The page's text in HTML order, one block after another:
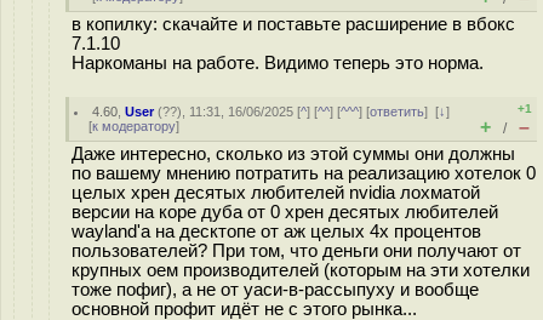
в копилку: скачайте и поставьте расширение в вбокс
7.1.10
Наркоманы на работе. Видимо теперь это норма.
4.60 ,User(??), 11:31, 16/06/2025 [^] [^^] [^^^] [ответить][↓]
[к модератору]
+1
+ / –
Даже интересно, сколько из этой суммы они должны
по вашему мнению потратить на реализацию хотелок 0
целых хрен десятых любителей nvidia лохматой
версии на коре дуба от 0 хрен десятых любителей
wayland'а на десктопе от аж целых 4х процентов
пользователей? При том, что деньги они получают от
крупных оем производителей (которым на эти хотелки
тоже пофиг), а не от уаси-в-рассыпуху и вообще
основной профит идёт не с этого рынка...